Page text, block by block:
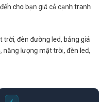
cho bạn giá cả cạnh tranh
đèn đường led, bảng giá
năng lượng mặt trời, đèn led,